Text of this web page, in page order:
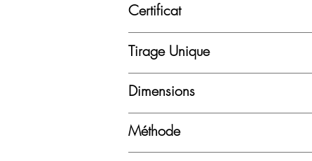
Certificat
Tirage Unique
Dimensions
Méthode